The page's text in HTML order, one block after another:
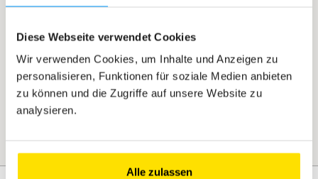
Diese Webseite verwendet Cookies
Wir verwenden Cookies, um Inhalte und Anzeigen zu
personalisieren, Funktionen für soziale Medien anbieten
zu können und die Zugriffe auf unsere Website zu
analysieren.
Alle zulassen
Jetzt entdecken